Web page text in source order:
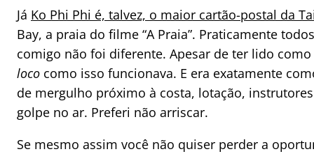
Já Ko Phi Phi é, talvez, o maior cartão-postal da
Bay, a praia do filme “A Praia”. Praticamente
comigo não foi diferente. Apesar de ter lido
loco como isso funcionava. E era exatamente
de mergulho próximo à costa, lotação,
golpe no ar. Preferi não arriscar.
Se mesmo assim você não quiser perder a